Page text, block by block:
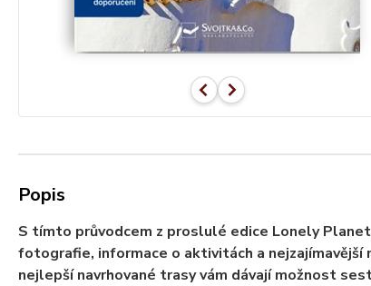
Popis
S tímto průvodcem z proslulé edice Lonely
fotografie, informace o aktivitách a
nejlepší navrhované trasy vám dávají možnost